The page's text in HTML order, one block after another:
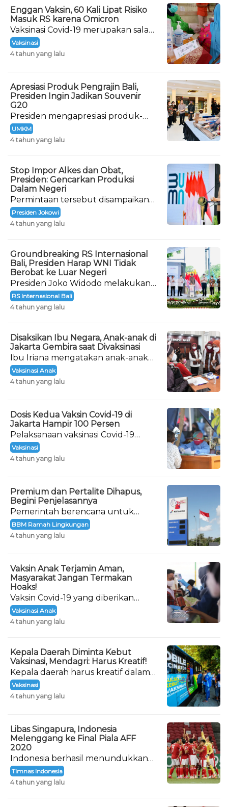
Enggan Vaksin, 60 Kali Lipat Risiko
Masuk RS karena Omicron
Vaksinasi Covid-19 merupakan salah
satu cara agar tubuh mampu
menghadapi virus Corona.
Vaksinasi
4 tahun yang lalu
Apresiasi Produk Pengrajin Bali,
Presiden Ingin Jadikan Souvenir
G20
Presiden mengapresiasi produk-
produk buatan para pelaku
Industri Kecil Menengah (IKM) di
UMKM
4 tahun yang lalu
Stop Impor Alkes dan Obat,
Presiden: Gencarkan Produksi
Dalam Negeri
Permintaan tersebut disampaikan
langsung oleh Presiden Joko
Widodo saat meresmikan
Internasional Bali.
Presiden Jokowi
4 tahun yang lalu
Groundbreaking RS Internasional
Bali, Presiden Harap WNI Tidak
Berobat ke Luar Negeri
Presiden Joko Widodo melakukan
peletakan batu pertama atau
groundbreaking Rumah Sakit (RS)
RS Internasional Bali
4 tahun yang lalu
Disaksikan Ibu Negara, Anak-anak di
Jakarta Gembira saat Divaksinasi
Ibu Iriana mengatakan anak-anak
yang menjadi peserta dalam giat
vaksinasi ini tidak ada yang takut.
Vaksinasi Anak
4 tahun yang lalu
Dosis Kedua Vaksin Covid-19 di
Jakarta Hampir 100 Persen
Pelaksanaan vaksinasi Covid-19
hingga dosis lengkap (dua dosis) di
DKI Jakarta menunjukkan hasil
Vaksinasi
4 tahun yang lalu
Premium dan Pertalite Dihapus,
Begini Penjelasannya
Pemerintah berencana untuk
menghapus bahan bakar minyak
(BBM) jenis Premium dan Pertalite.
BBM Ramah Lingkungan
4 tahun yang lalu
Vaksin Anak Terjamin Aman,
Masyarakat Jangan Termakan
Hoaks!
Vaksin Covid-19 yang diberikan
kepada anak-anak sudah dipastikan
keamanannya.
Vaksinasi Anak
4 tahun yang lalu
Kepala Daerah Diminta Kebut
Vaksinasi, Mendagri: Harus Kreatif!
Kepala daerah harus kreatif dalam
menarik minat warga untuk
vaksinasi.
Vaksinasi
4 tahun yang lalu
Libas Singapura, Indonesia
Melenggang ke Final Piala AFF
2020
Indonesia berhasil menundukkan
Tim Singapura dengan skor 4-2 di
Semi Final leg kedua.
Timnas Indonesia
4 tahun yang lalu